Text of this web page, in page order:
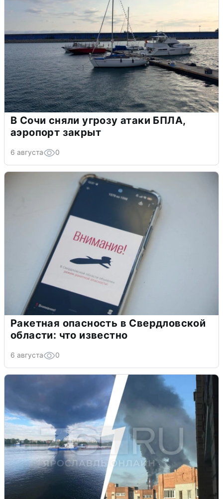
В Сочи сняли угрозу атаки БПЛА,
аэропорт закрыт
6 августа 0
Ракетная опасность в Свердловской
области: что известно
6 августа 0